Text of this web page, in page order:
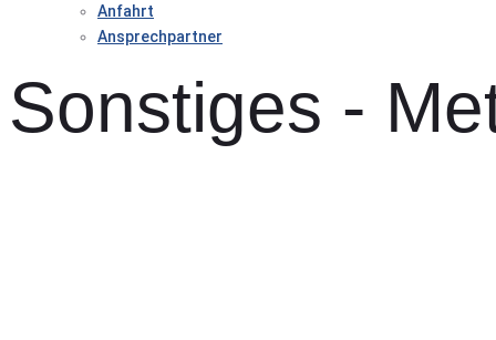
Anfahrt
Ansprechpartner
Sonstiges -